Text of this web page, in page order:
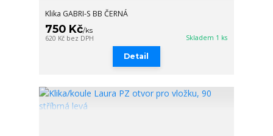
Klika GABRI-S BB ČERNÁ
750 Kč/ks
620 Kč bez DPH Skladem 1 ks
Detail